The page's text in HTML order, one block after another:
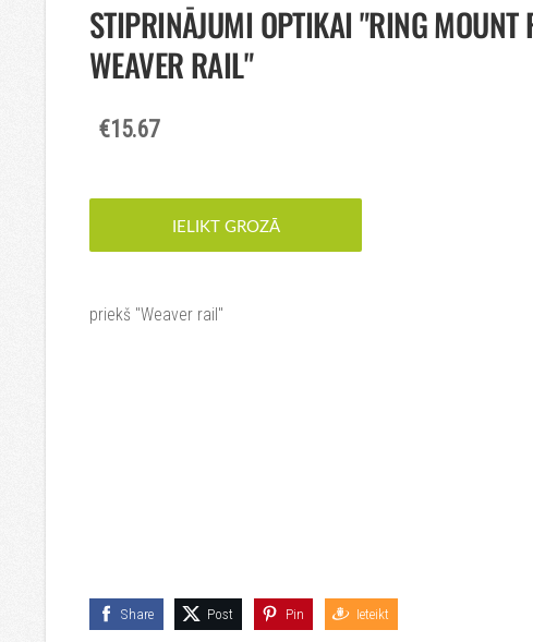
STIPRINĀJUMI OPTIKAI "RING MOUNT
WEAVER RAIL"
€15.67
IELIKT GROZĀ
priekš "Weaver rail"
Share Post Pin Ieteikt